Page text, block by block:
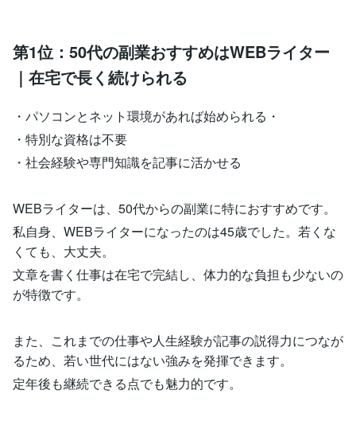
第1位：50代の副業おすすめはWEBライター
｜在宅で長く続けられる
・パソコンとネット環境があれば始められる・
・特別な資格は不要
・社会経験や専門知識を記事に活かせる
WEBライターは、50代からの副業に特におすすめです。
私自身、WEBライターになったのは45歳でした。若くな
くても、大丈夫。
文章を書く仕事は在宅で完結し、体力的な負担も少ないの
が特徴です。
また、これまでの仕事や人生経験が記事の説得力につなが
るため、若い世代にはない強みを発揮できます。
定年後も継続できる点でも魅力的です。